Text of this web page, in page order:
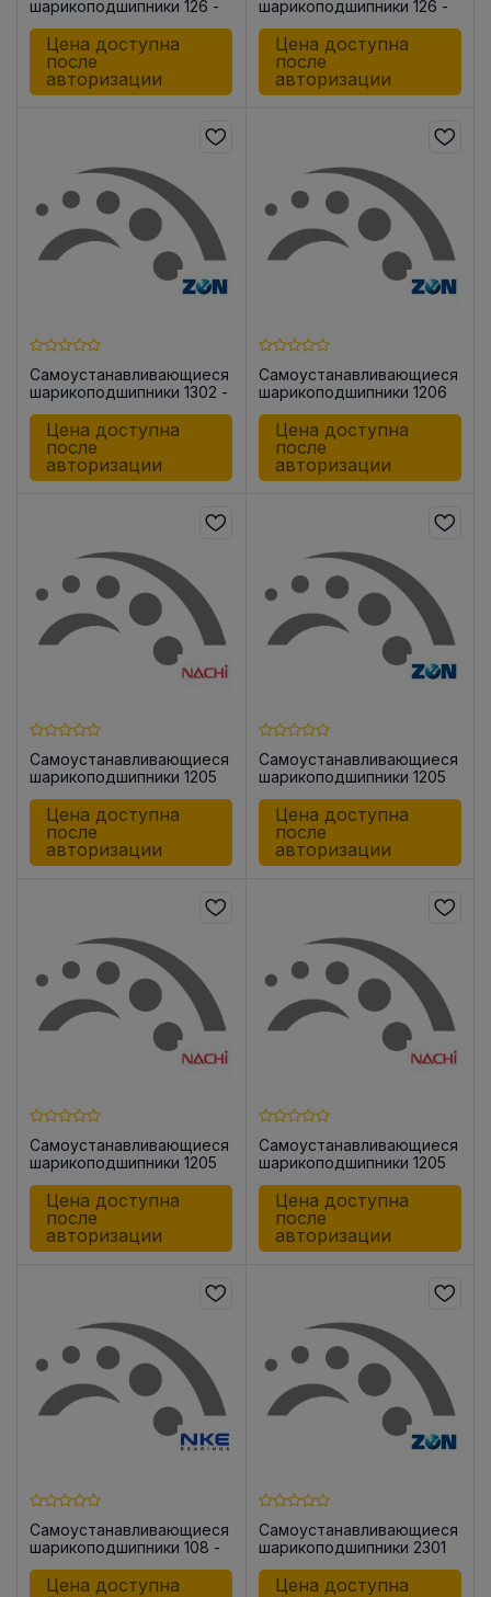
шарикоподшипники 126 -
Цена доступна
после
авторизации
шарикоподшипники 126 -
Цена доступна
после
авторизации
Самоустанавливающиеся
шарикоподшипники 1302 -
Цена доступна
после
авторизации
Самоустанавливающиеся
шарикоподшипники 1206
Цена доступна
после
авторизации
Самоустанавливающиеся
шарикоподшипники 1205
Цена доступна
после
авторизации
Самоустанавливающиеся
шарикоподшипники 1205
Цена доступна
после
авторизации
Самоустанавливающиеся
шарикоподшипники 1205
Цена доступна
после
авторизации
Самоустанавливающиеся
шарикоподшипники 1205
Цена доступна
после
авторизации
Самоустанавливающиеся
шарикоподшипники 108 -
Цена доступна
Самоустанавливающиеся
шарикоподшипники 2301
Цена доступна